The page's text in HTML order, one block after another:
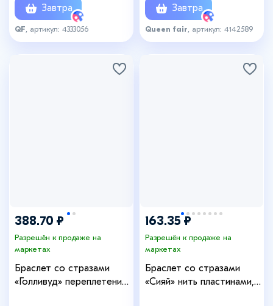
Завтра
QF , артикул: 4333056
Завтра
Queen fair , артикул: 4142589
388.70 ₽
Разрешён к продаже на
маркетах
Браслет со стразами
«Голливуд» переплетение,
163.35 ₽
Разрешён к продаже на
маркетах
Браслет со стразами
«Сияй» нить пластинами,